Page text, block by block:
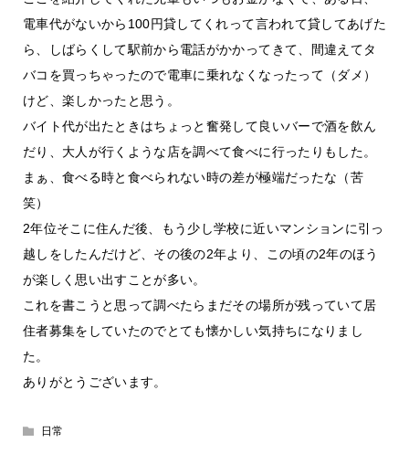
電車代がないから100円貸してくれって言われて貸してあげた
ら、しばらくして駅前から電話がかかってきて、間違えてタ
バコを買っちゃったので電車に乗れなくなったって（ダメ）
けど、楽しかったと思う。
バイト代が出たときはちょっと奮発して良いバーで酒を飲ん
だり、大人が行くような店を調べて食べに行ったりもした。
まぁ、食べる時と食べられない時の差が極端だったな（苦
笑）
2年位そこに住んだ後、もう少し学校に近いマンションに引っ
越しをしたんだけど、その後の2年より、この頃の2年のほう
が楽しく思い出すことが多い。
これを書こうと思って調べたらまだその場所が残っていて居
住者募集をしていたのでとても懐かしい気持ちになりまし
た。
ありがとうございます。
日常